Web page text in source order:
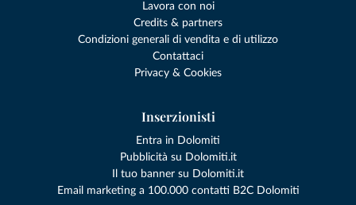
Lavora con noi
Credits & partners
Condizioni generali di vendita e di utilizzo
Contattaci
Privacy & Cookies
Inserzionisti
Entra in Dolomiti
Pubblicità su Dolomiti.it
Il tuo banner su Dolomiti.it
Email marketing a 100.000 contatti B2C Dolomiti